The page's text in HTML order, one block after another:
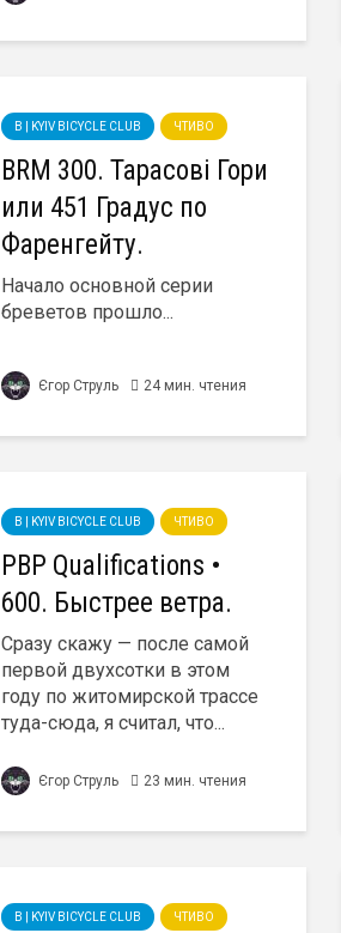
B | KYIV BICYCLE CLUB ЧТИВО
BRM 300. Тарасові Гори
или 451 Градус по
Фаренгейту.
Начало основной серии
бреветов прошло...
Єгор Струль 24 мин. чтения
B | KYIV BICYCLE CLUB ЧТИВО
PBP Qualifications •
600. Быстрее ветра.
Сразу скажу — после самой
первой двухсотки в этом
году по житомирской трассе
туда-сюда, я считал, что...
Єгор Струль 23 мин. чтения
B | KYIV BICYCLE CLUB ЧТИВО